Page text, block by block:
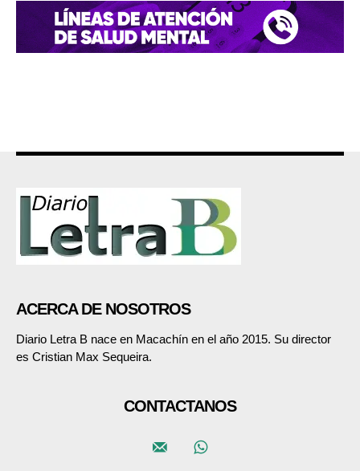
ACERCA DE NOSOTROS
Diario Letra B nace en Macachín en el año 2015. Su director
es Cristian Max Sequeira.
CONTACTANOS